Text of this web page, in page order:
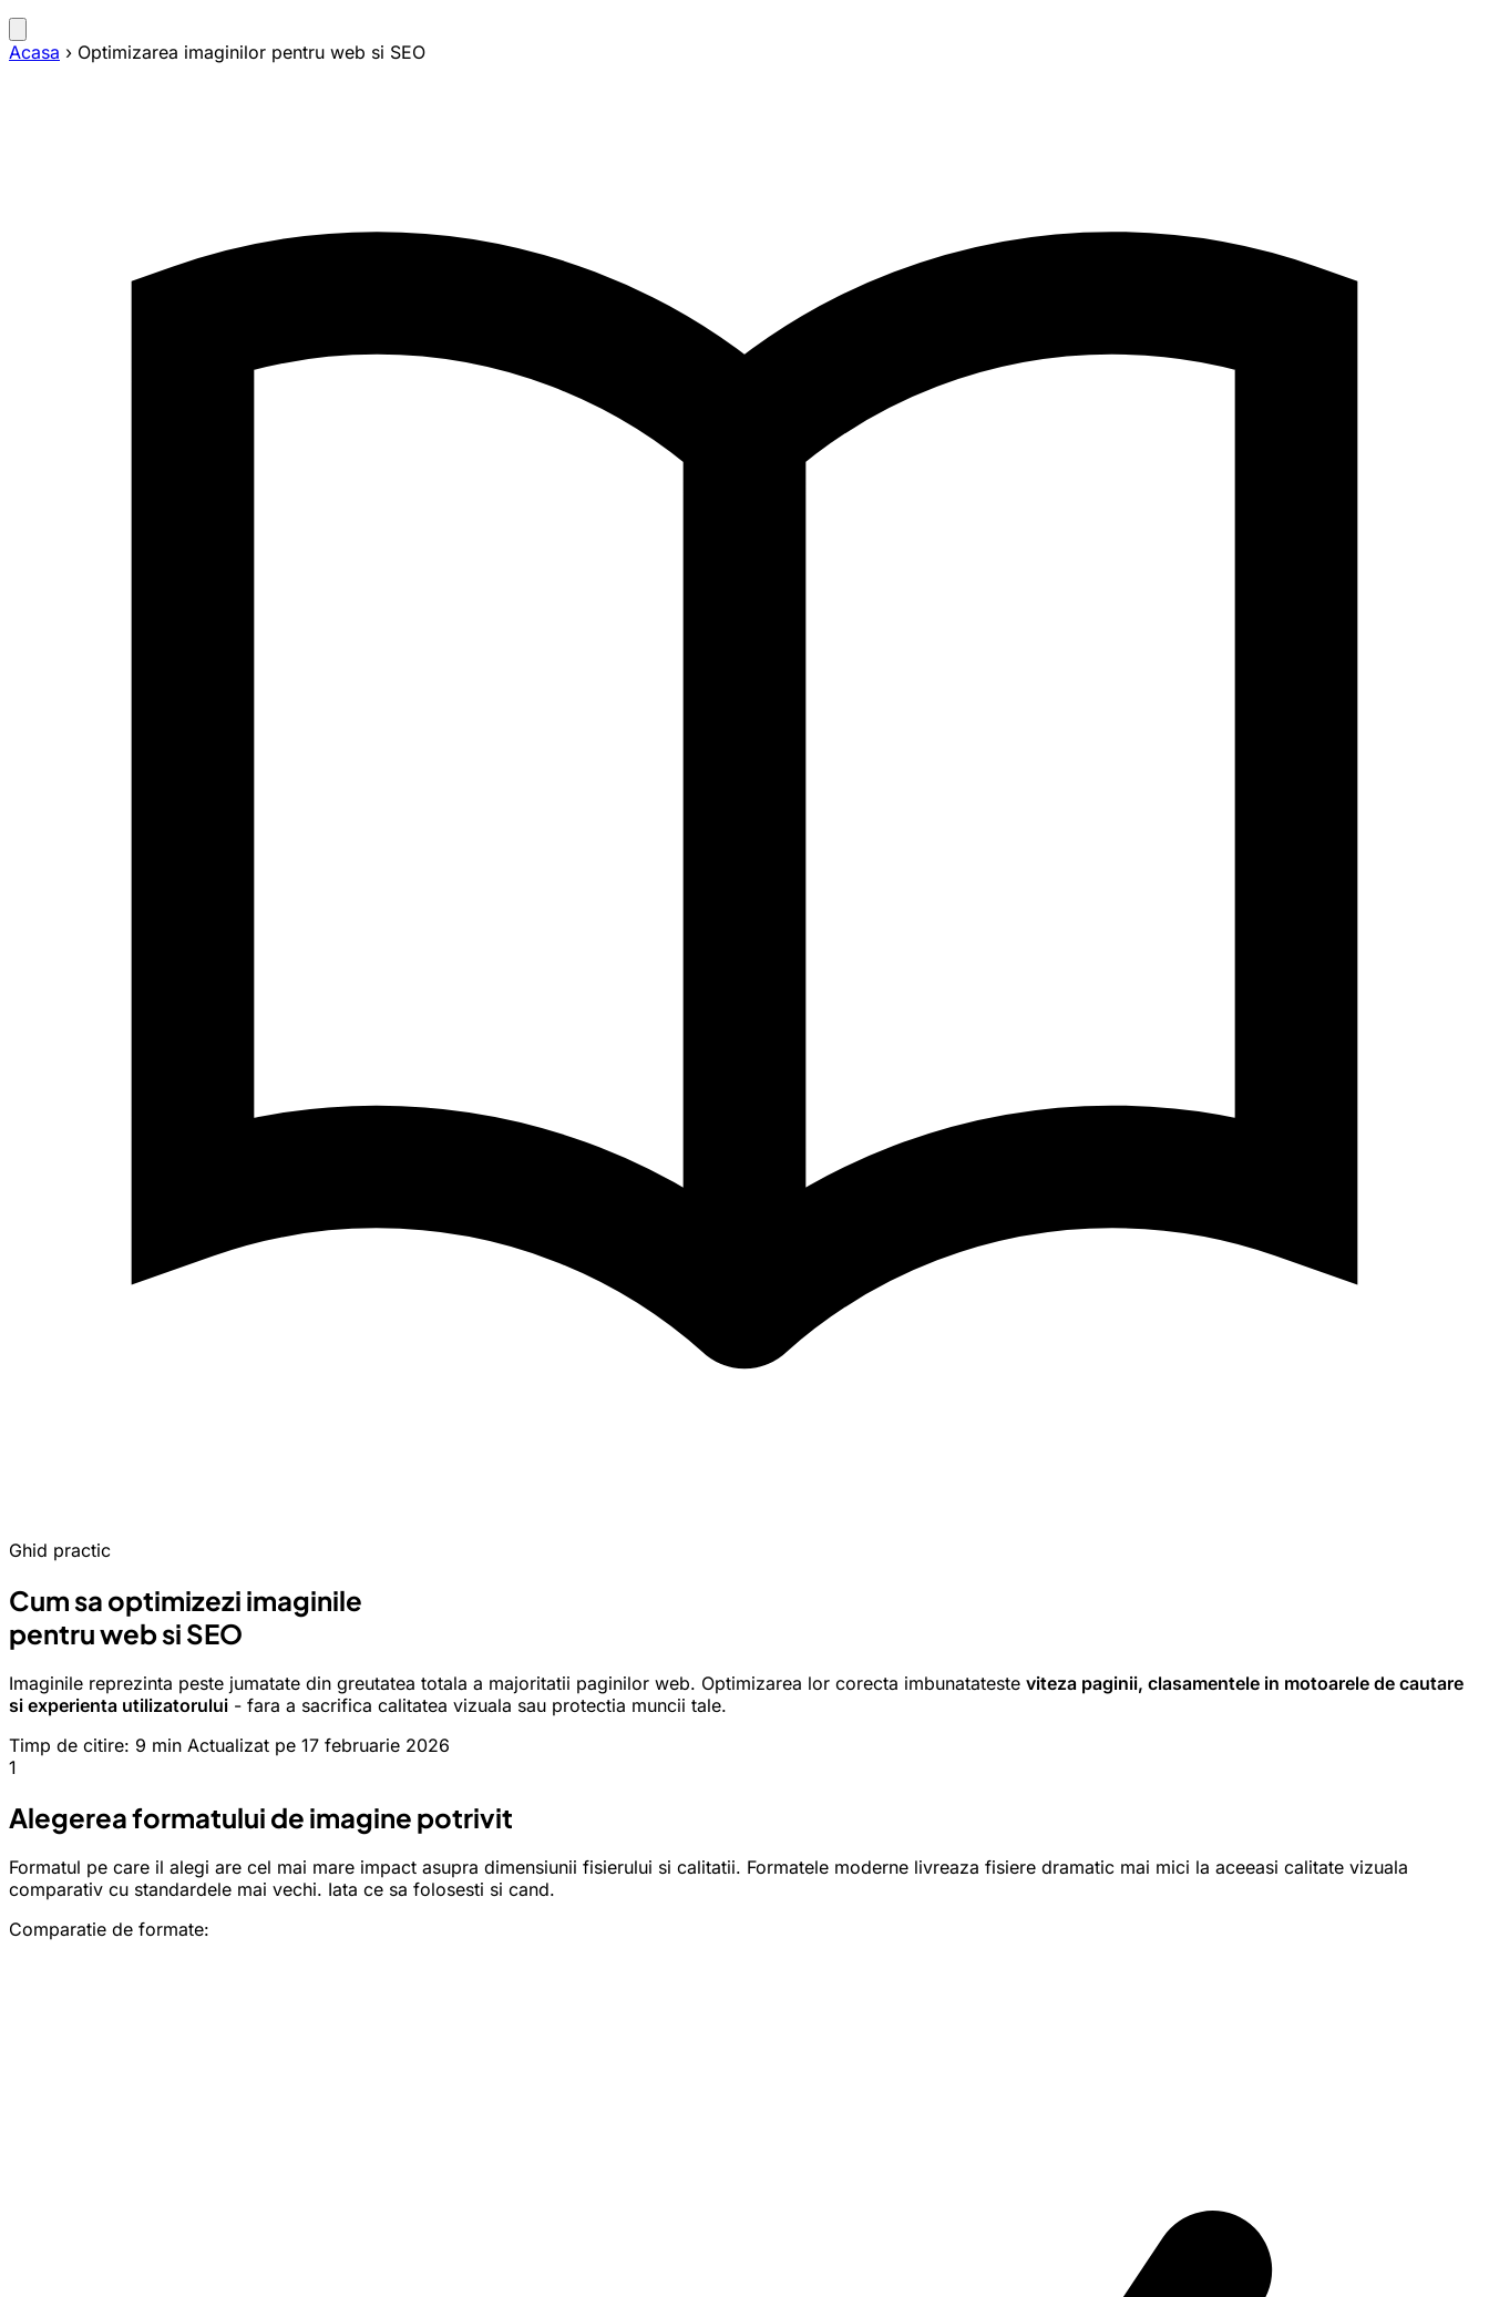
Acasa › Optimizarea imaginilor pentru web si SEO
Ghid practic
Cum sa optimizezi imaginile
pentru web si SEO
Imaginile reprezinta peste jumatate din greutatea totala a majoritatii paginilor web. Optimizarea lor corecta imbunatateste viteza paginii, clasamentele in motoarele de cautare
si experienta utilizatorului - fara a sacrifica calitatea vizuala sau protectia muncii tale.
Timp de citire: 9 min Actualizat pe 17 februarie 2026
1
Alegerea formatului de imagine potrivit
Formatul pe care il alegi are cel mai mare impact asupra dimensiunii fisierului si calitatii. Formatele moderne livreaza fisiere dramatic mai mici la aceeasi calitate vizuala
comparativ cu standardele mai vechi. Iata ce sa folosesti si cand.
Comparatie de formate: